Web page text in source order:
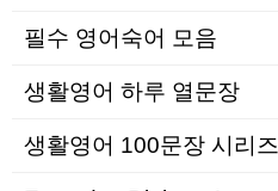
필수 영어숙어 모음
생활영어 하루 열문장
생활영어 100문장 시리즈